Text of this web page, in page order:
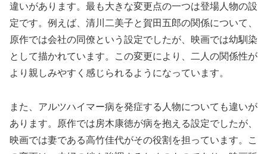
違いがあります。最も大きな変更点の一つは登場人物の設
定です。例えば、清川二美子と賀田五郎の関係について、
原作では会社の同僚という設定でしたが、映画では幼馴染
として描かれています。この変更により、二人の関係性が
より親しみやすく感じられるようになっています。
また、アルツハイマー病を発症する人物についても違いが
あります。原作では房木康徳が病を抱える設定でしたが、
映画では妻である高竹佳代がその役割を担っています。こ